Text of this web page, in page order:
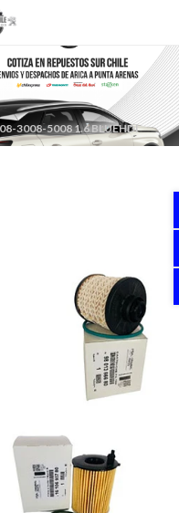
3008-5008 1.6 BLUEHDI